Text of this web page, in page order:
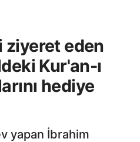
ziyeret eden
Kur'an-ı
hediye
yapan İbrahim